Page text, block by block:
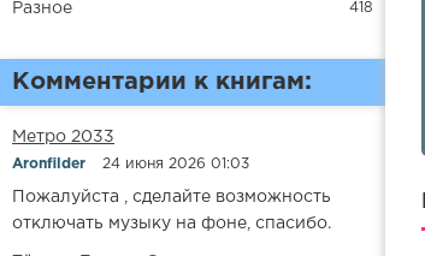
Разное 418
Комментарии к книгам:
Метро 2033
Aronfilder 24 июня 2026 01:03
Пожалуйста , сделайте возможность
отключать музыку на фоне, спасибо.